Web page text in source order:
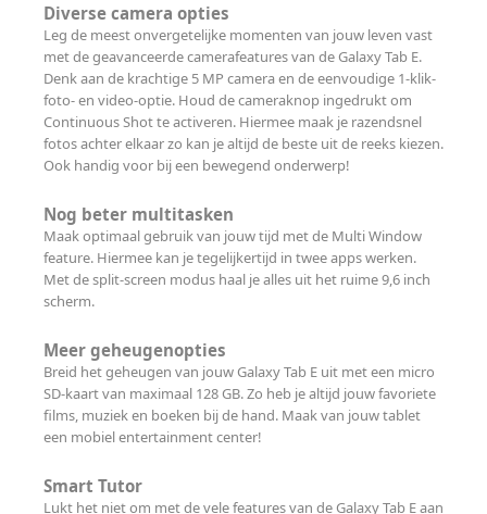
Diverse camera opties
Leg de meest onvergetelijke momenten van jouw leven vast
met de geavanceerde camerafeatures van de Galaxy Tab E.
Denk aan de krachtige 5 MP camera en de eenvoudige 1-klik-
foto- en video-optie. Houd de cameraknop ingedrukt om
Continuous Shot te activeren. Hiermee maak je razendsnel
fotos achter elkaar zo kan je altijd de beste uit de reeks kiezen.
Ook handig voor bij een bewegend onderwerp!
Nog beter multitasken
Maak optimaal gebruik van jouw tijd met de Multi Window
feature. Hiermee kan je tegelijkertijd in twee apps werken.
Met de split-screen modus haal je alles uit het ruime 9,6 inch
scherm.
Meer geheugenopties
Breid het geheugen van jouw Galaxy Tab E uit met een micro
SD-kaart van maximaal 128 GB. Zo heb je altijd jouw favoriete
films, muziek en boeken bij de hand. Maak van jouw tablet
een mobiel entertainment center!
Smart Tutor
Lukt het niet om met de vele features van de Galaxy Tab E aan